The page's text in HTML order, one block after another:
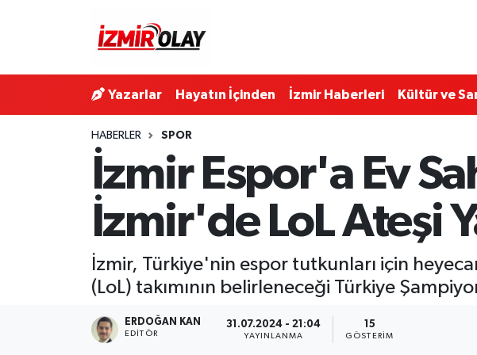
Yazarlar Hayatın İçinden İzmir Haberleri Kültür ve
HABERLER SPOR
İzmir Espor'a Ev
İzmir'de LoL Ateşi
İzmir, Türkiye'nin espor tutkunları için
(LoL) takımının belirleneceği Türkiye
ERDOĞAN KAN
EDITÖR
31.07.2024 - 21:04
YAYINLANMA
15
GÖSTERIM
Konak Trafik Yoğunluk Haritası
Süper Lig Puan Durumu ve Fikstür
Tüm Manşetler
Son Dakika Haberleri
Haber Arşivi